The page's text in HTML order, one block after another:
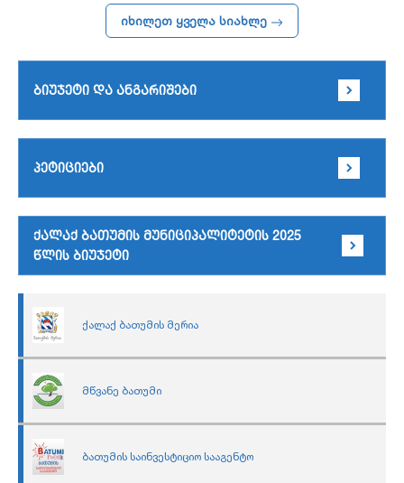
ბიუჯეტი და ანგარიშები
პეტიციები
ქალაქ ბათუმის მუნიციპალიტეტის 2025
წლის ბიუჯეტი
ქალაქ ბათუმის მერია
მწვანე ბათუმი
ბათუმის საინვესტიციო სააგენტო
იხილეთ ყველა სიახლე